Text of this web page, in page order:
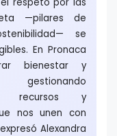
—pilares de
se
En Pronaca
bienestar y
gestionando
recursos y
nos unen con
Alexandra